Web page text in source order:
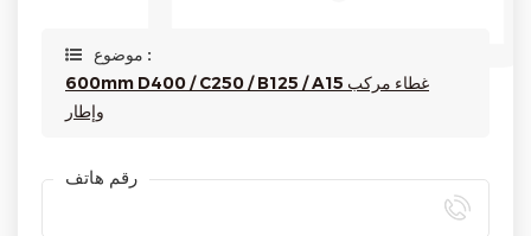
موضوع :
600mm D400 / C250 / B125 / A15 غطاء مركب
وإطار
رقم هاتف